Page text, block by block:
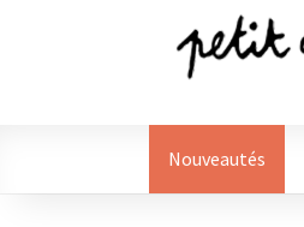
Aller
navigation
Aller
Nouveautés